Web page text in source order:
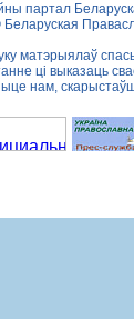
партал
Беларуская
матэрыялаў
ці выказаць
нам,